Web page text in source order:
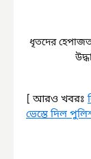
ধৃতদের
[ আরও খবরঃ
ভেস্তে দিল